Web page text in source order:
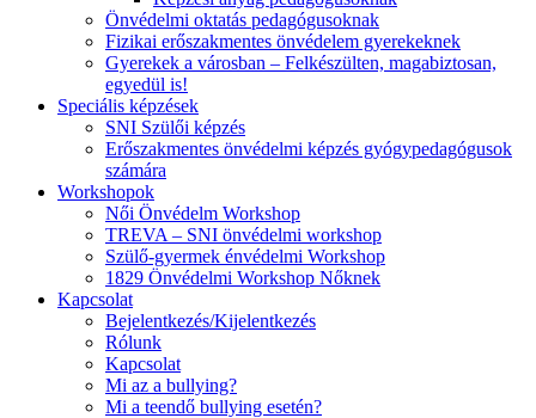
Önvédelmi oktatás pedagógusoknak
Fizikai erőszakmentes önvédelem gyerekeknek
Gyerekek a városban – Felkészülten, magabiztosan,
egyedül is!
Speciális képzések
SNI Szülői képzés
Erőszakmentes önvédelmi képzés gyógypedagógusok
számára
Workshopok
Női Önvédelm Workshop
TREVA – SNI önvédelmi workshop
Szülő-gyermek énvédelmi Workshop
1829 Önvédelmi Workshop Nőknek
Kapcsolat
Bejelentkezés/Kijelentkezés
Rólunk
Kapcsolat
Mi az a bullying?
Mi a teendő bullying esetén?